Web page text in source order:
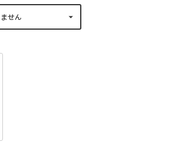
(